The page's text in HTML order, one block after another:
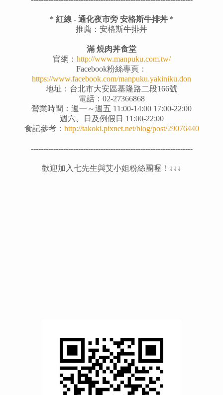
* 紅線 - 通化夜市旁 安格斯牛排丼 *
推薦：安格斯牛排丼
滿 燒肉丼食堂
官網： http://www.manpuku.com.tw/
Facebook粉絲專頁：
https://www.facebook.com/manpuku.yakiniku.don
地址：台北市大安區基隆路二段166號
電話：02-27366868
營業時間：週一～週五 11:00-14:00 17:00-22:00
週六、日及例假日 11:00-22:00
食記參考： http://takoki.pixnet.net/blog/post/29076440
-----------------------------------------------------------------
歡迎加入七先生與艾小姐粉絲團喔！↓↓↓